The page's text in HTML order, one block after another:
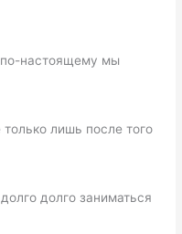
по-настоящему мы
лишь после того
долго заниматься